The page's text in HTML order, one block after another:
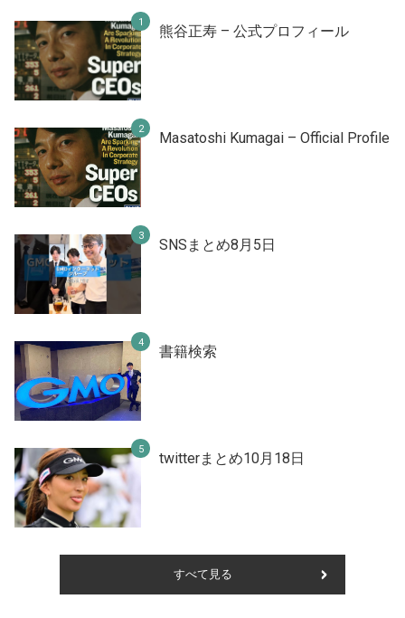
熊谷正寿 – 公式プロフィール
Masatoshi Kumagai – Official Profile
SNSまとめ8月5日
書籍検索
twitterまとめ10月18日
すべて見る